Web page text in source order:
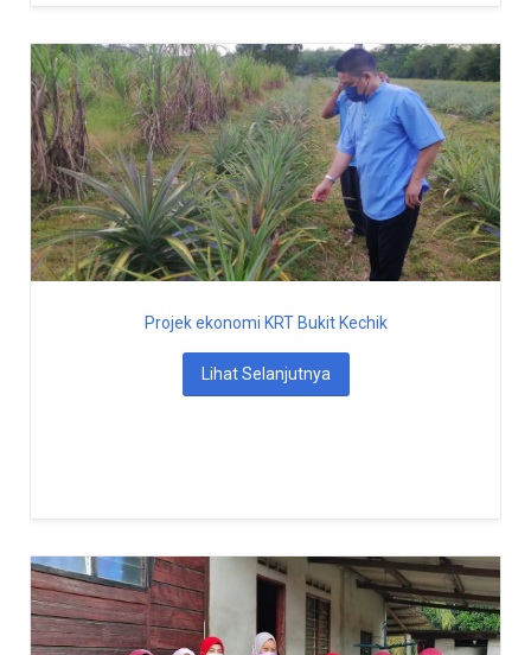
Projek ekonomi KRT Bukit Kechik
Lihat Selanjutnya